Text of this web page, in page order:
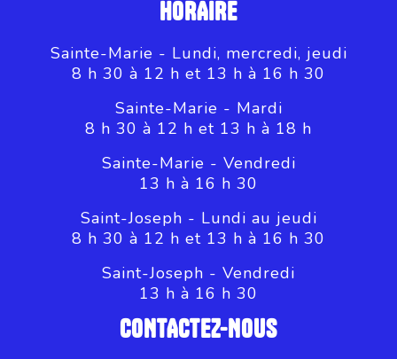
HORAIRE
Sainte-Marie - Lundi, mercredi, jeudi
8 h 30 à 12 h et 13 h à 16 h 30
Sainte-Marie - Mardi
8 h 30 à 12 h et 13 h à 18 h
Sainte-Marie - Vendredi
13 h à 16 h 30
Saint-Joseph - Lundi au jeudi
8 h 30 à 12 h et 13 h à 16 h 30
Saint-Joseph - Vendredi
13 h à 16 h 30
CONTACTEZ-NOUS